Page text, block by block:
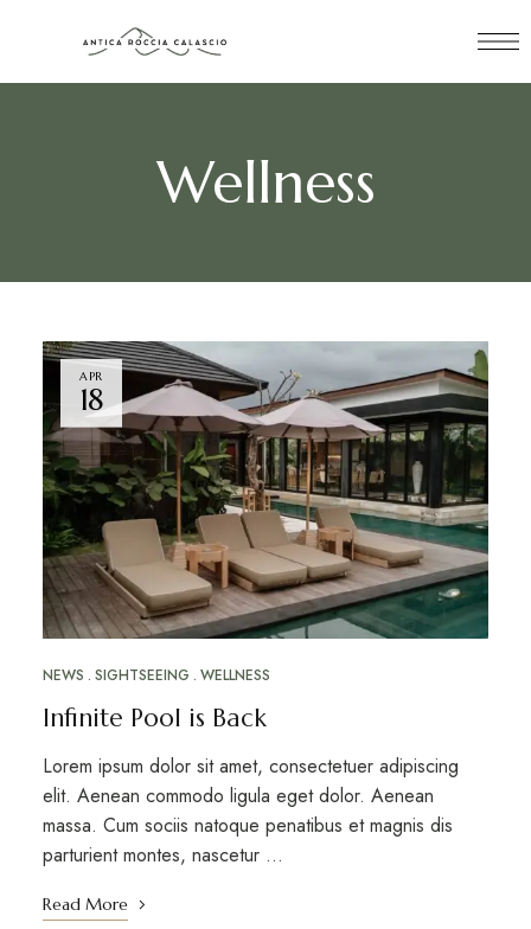
Wellness
APR
18
NEWS SIGHTSEEING WELLNESS
Infinite Pool is Back
Lorem ipsum dolor sit amet, consectetuer adipiscing
elit. Aenean commodo ligula eget dolor. Aenean
massa. Cum sociis natoque penatibus et magnis dis
parturient montes, nascetur …
Read More